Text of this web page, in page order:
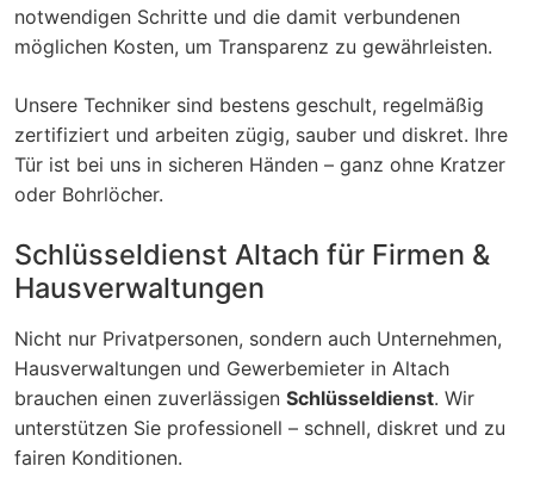
notwendigen Schritte und die damit verbundenen
möglichen Kosten, um Transparenz zu gewährleisten.
Unsere Techniker sind bestens geschult, regelmäßig
zertifiziert und arbeiten zügig, sauber und diskret. Ihre
Tür ist bei uns in sicheren Händen – ganz ohne Kratzer
oder Bohrlöcher.
Schlüsseldienst Altach für Firmen &
Hausverwaltungen
Nicht nur Privatpersonen, sondern auch Unternehmen,
Hausverwaltungen und Gewerbemieter in Altach
brauchen einen zuverlässigen Schlüsseldienst. Wir
unterstützen Sie professionell – schnell, diskret und zu
fairen Konditionen.